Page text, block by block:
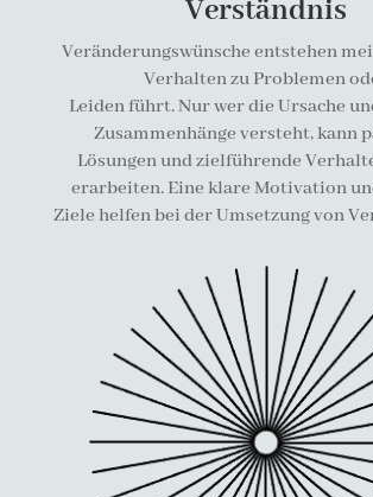
Verständnis
Veränderungswünsche entstehen
Verhalten zu Problemen
Leiden führt. Nur wer die Ursache
Zusammenhänge versteht, kann
Lösungen und zielführende
erarbeiten. Eine klare Motivation
Ziele helfen bei der Umsetzung von